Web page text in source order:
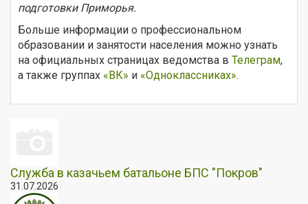
подготовки Приморья.
Больше информации о профессиональном
образовании и занятости населения можно узнать
на официальных страницах ведомства в Телеграм,
а также группах «ВК» и «Одноклассниках».
Служба в казачьем батальоне БПС "Покров"
31.07.2026